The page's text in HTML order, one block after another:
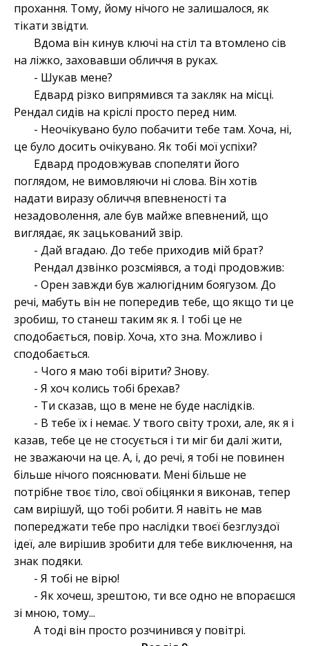
прохання. Тому, йому нічого не залишалося, як
тікати звідти.
Вдома він кинув ключі на стіл та втомлено сів
на ліжко, заховавши обличчя в руках.
- Шукав мене?
Едвард різко випрямився та закляк на місці.
Рендал сидів на кріслі просто перед ним.
- Неочікувано було побачити тебе там. Хоча, ні,
це було досить очікувано. Як тобі мої успіхи?
Едвард продовжував спопеляти його
поглядом, не вимовляючи ні слова. Він хотів
надати виразу обличчя впевненості та
незадоволення, але був майже впевнений, що
виглядає, як зацькований звір.
- Дай вгадаю. До тебе приходив мій брат?
Рендал дзвінко розсміявся, а тоді продовжив:
- Орен завжди був жалюгідним боягузом. До
речі, мабуть він не попередив тебе, що якщо ти це
зробиш, то станеш таким як я. І тобі це не
сподобається, повір. Хоча, хто зна. Можливо і
сподобається.
- Чого я маю тобі вірити? Знову.
- Я хоч колись тобі брехав?
- Ти сказав, що в мене не буде наслідків.
- В тебе їх і немає. У твого світу трохи, але, як я і
казав, тебе це не стосується і ти міг би далі жити,
не зважаючи на це. А, і, до речі, я тобі не повинен
більше нічого пояснювати. Мені більше не
потрібне твоє тіло, свої обіцянки я виконав, тепер
сам вирішуй, що тобі робити. Я навіть не мав
попереджати тебе про наслідки твоєї безглуздої
ідеї, але вирішив зробити для тебе виключення, на
знак подяки.
- Я тобі не вірю!
- Як хочеш, зрештою, ти все одно не впораєшся
зі мною, тому...
А тоді він просто розчинився у повітрі.